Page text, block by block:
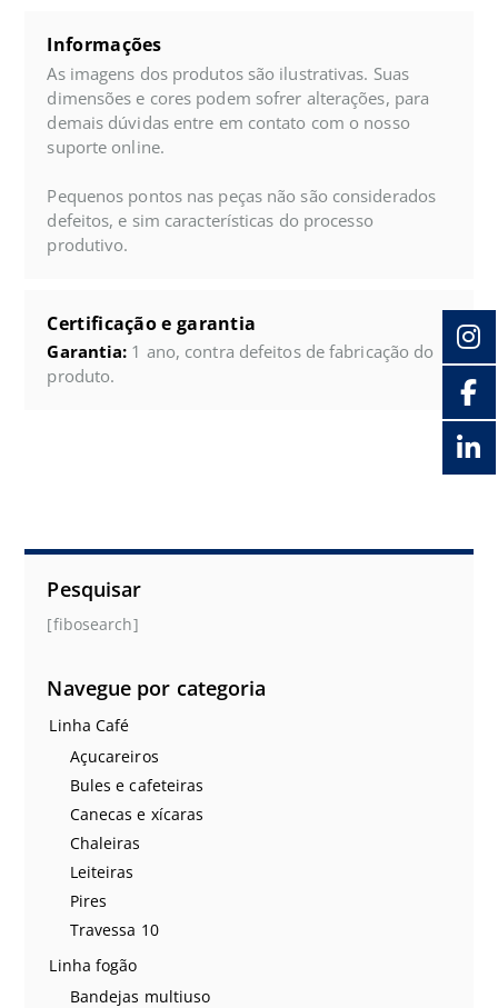
Informações
As imagens dos produtos são ilustrativas. Suas
dimensões e cores podem sofrer alterações, para
demais dúvidas entre em contato com o nosso
suporte online.
Pequenos pontos nas peças não são considerados
defeitos, e sim características do processo
produtivo.
Certificação e garantia
Garantia: 1 ano, contra defeitos de fabricação do
produto.
Pesquisar
[fibosearch]
Navegue por categoria
Linha Café
Açucareiros
Bules e cafeteiras
Canecas e xícaras
Chaleiras
Leiteiras
Pires
Travessa 10
Linha fogão
Bandejas multiuso